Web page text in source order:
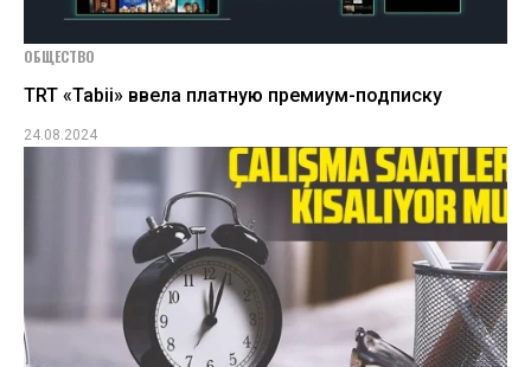
ОБЩЕСТВО
TRT «Tabii» ввела платную премиум-подписку
24.08.2024